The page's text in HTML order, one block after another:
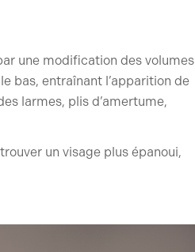
une modification des volumes
bas, entraînant l’apparition de
larmes, plis d’amertume,
un visage plus épanoui,